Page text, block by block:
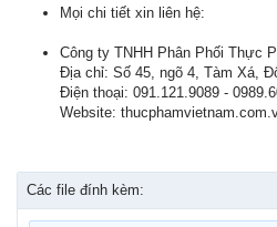
Mọi chi tiết xin liên hệ:
Công ty TNHH Phân Phối Thực
Địa chỉ: Số 45, ngõ 4, Tàm Xá,
Điện thoại: 091.121.9089 -
Website:
Các file đính kèm: